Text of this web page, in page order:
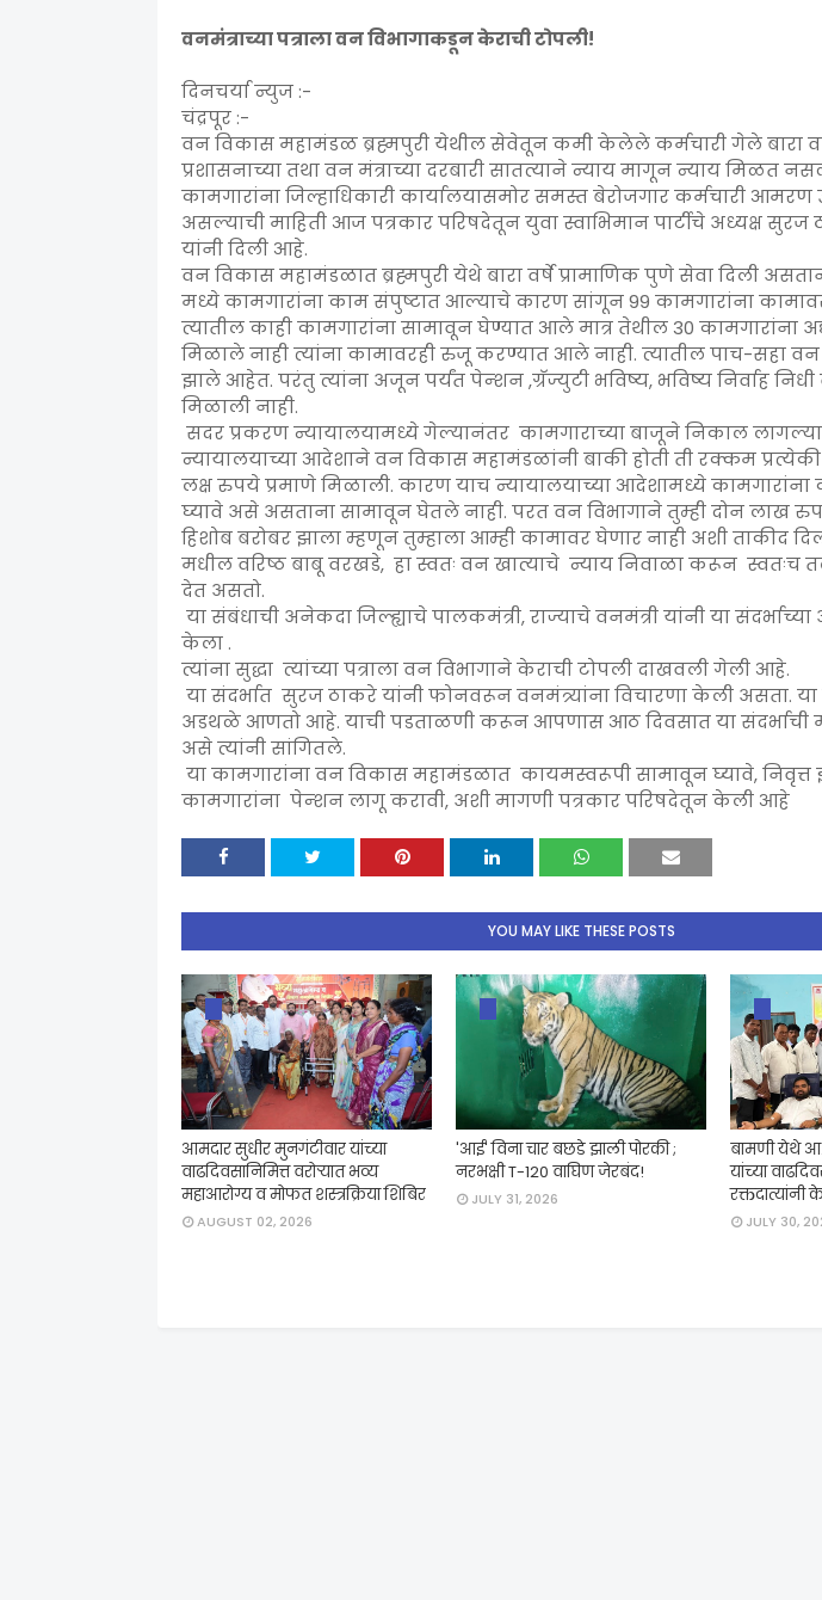
वनमंत्राच्या पत्राला वन विभागाकडून केराची टोपली!
दिनचर्या न्युज :-
चंद्रपूर :-
वन विकास महामंडळ ब्रह्मपुरी येथील सेवेतून कमी केलेले कर्मचारी गेले बारा
प्रशासनाच्या तथा वन मंत्राच्या दरबारी सातत्याने न्याय मागून न्याय मिळत
कामगारांना जिल्हाधिकारी कार्यालयासमोर समस्त बेरोजगार कर्मचारी
असल्याची माहिती आज पत्रकार परिषदेतून युवा स्वाभिमान पार्टीचे अध्यक्ष
यांनी दिली आहे.
वन विकास महामंडळात ब्रह्मपुरी येथे बारा वर्षे प्रामाणिक पुणे सेवा दिली
मध्ये कामगारांना काम संपुष्टात आल्याचे कारण सांगून 99 कामगारांना
त्यातील काही कामगारांना सामावून घेण्यात आले मात्र तेथील 30 कामगारांना
मिळाले नाही त्यांना कामावरही रुजू करण्यात आले नाही. त्यातील पाच-सहा वन
झाले आहेत. परंतु त्यांना अजून पर्यंत पेन्शन ,ग्रॅज्युटी भविष्य, भविष्य निर्वाह
मिळाली नाही.
सदर प्रकरण न्यायालयामध्ये गेल्यानंतर कामगाराच्या बाजूने निकाल
न्यायालयाच्या आदेशाने वन विकास महामंडळांनी बाकी होती ती रक्कम
लक्ष रुपये प्रमाणे मिळाली. कारण याच न्यायालयाच्या आदेशामध्ये कामगारांना
घ्यावे असे असताना सामावून घेतले नाही. परत वन विभागाने तुम्ही दोन लाख
हिशोब बरोबर झाला म्हणून तुम्हाला आम्ही कामावर घेणार नाही अशी ताकीद
मधील वरिष्ठ बाबू वरखडे, हा स्वतः वन खात्याचे न्याय निवाळा करून स्वतःच
देत असतो.
या संबंधाची अनेकदा जिल्ह्याचे पालकमंत्री, राज्याचे वनमंत्री यांनी या
केला .
त्यांना सुद्धा त्यांच्या पत्राला वन विभागाने केराची टोपली दाखवली गेली आहे.
या संदर्भात सुरज ठाकरे यांनी फोनवरून वनमंत्र्यांना विचारणा केली असता.
अडथळे आणतो आहे. याची पडताळणी करून आपणास आठ दिवसात या संदर्भाची
असे त्यांनी सांगितले.
या कामगारांना वन विकास महामंडळात कायमस्वरूपी सामावून घ्यावे,
कामगारांना पेन्शन लागू करावी, अशी मागणी पत्रकार परिषदेतून केली आहे
YOU MAY LIKE THESE POSTS
आमदार सुधीर मुनगंटीवार यांच्या
वाढदिवसानिमित्त वरोऱ्यात भव्य
महाआरोग्य व मोफत शस्त्रक्रिया शिबिर
AUGUST 02, 2026
'आई' विना चार बछडे झाली पोरकी ;
नरभक्षी T-120 वाघिण जेरबंद!
JULY 31, 2026
बामणी येथे
यांच्या
रक्तदात्यांनी
JULY 30,